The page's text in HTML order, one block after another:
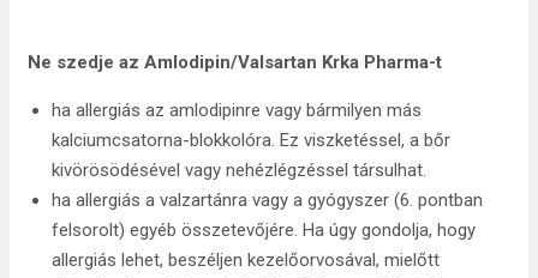
Ne szedje az Amlodipin/Valsartan Krka Pharma-t
ha allergiás az amlodipinre vagy bármilyen más
kalciumcsatorna-blokkolóra. Ez viszketéssel, a bőr
kivörösödésével vagy nehézlégzéssel társulhat.
ha allergiás a valzartánra vagy a gyógyszer (6. pontban
felsorolt) egyéb összetevőjére. Ha úgy gondolja, hogy
allergiás lehet, beszéljen kezelőorvosával, mielőtt